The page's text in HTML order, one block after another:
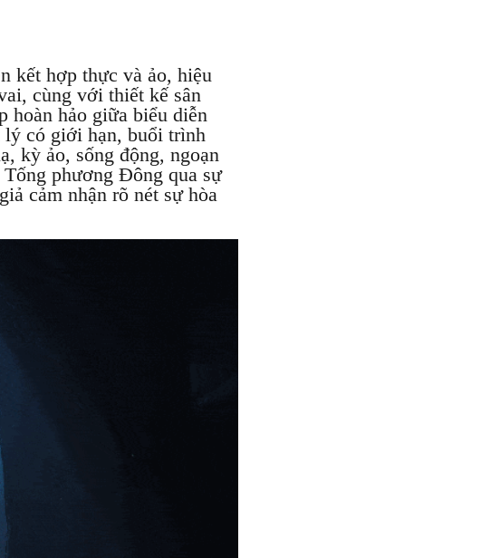
kết hợp thực và ảo, hiệu
cùng với thiết kế sân
hoàn hảo giữa biểu diễn
lý có giới hạn, buổi trình
kỳ ảo, sống động, ngoạn
phương Đông qua sự
cảm nhận rõ nét sự hòa